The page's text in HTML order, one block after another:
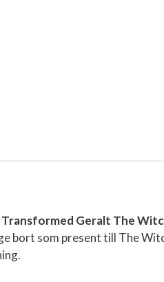
Transformed Geralt The
bort som present till The